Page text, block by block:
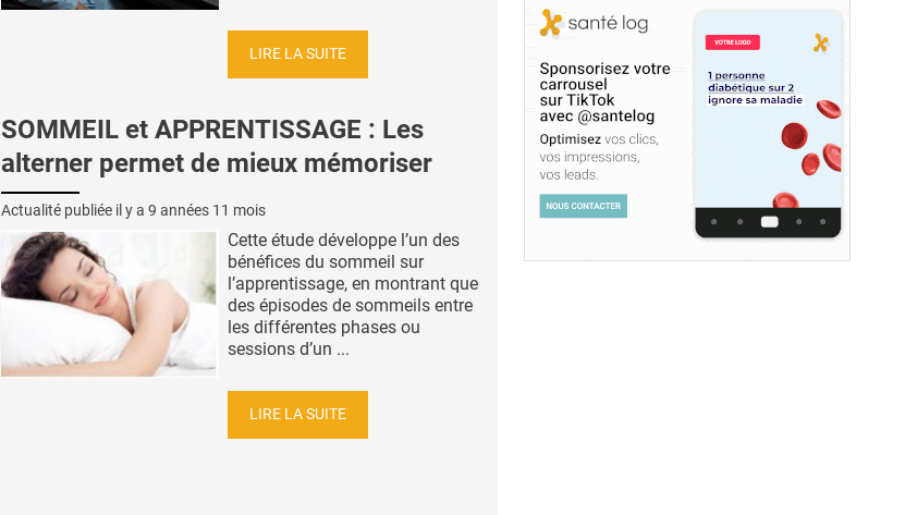
LIRE LA SUITE
SOMMEIL et APPRENTISSAGE : Les
alterner permet de mieux mémoriser
Actualité publiée il y a 9 années 11 mois
Cette étude développe l’un des
bénéfices du sommeil sur
l’apprentissage, en montrant que
des épisodes de sommeils entre
les différentes phases ou
sessions d’un ...
LIRE LA SUITE